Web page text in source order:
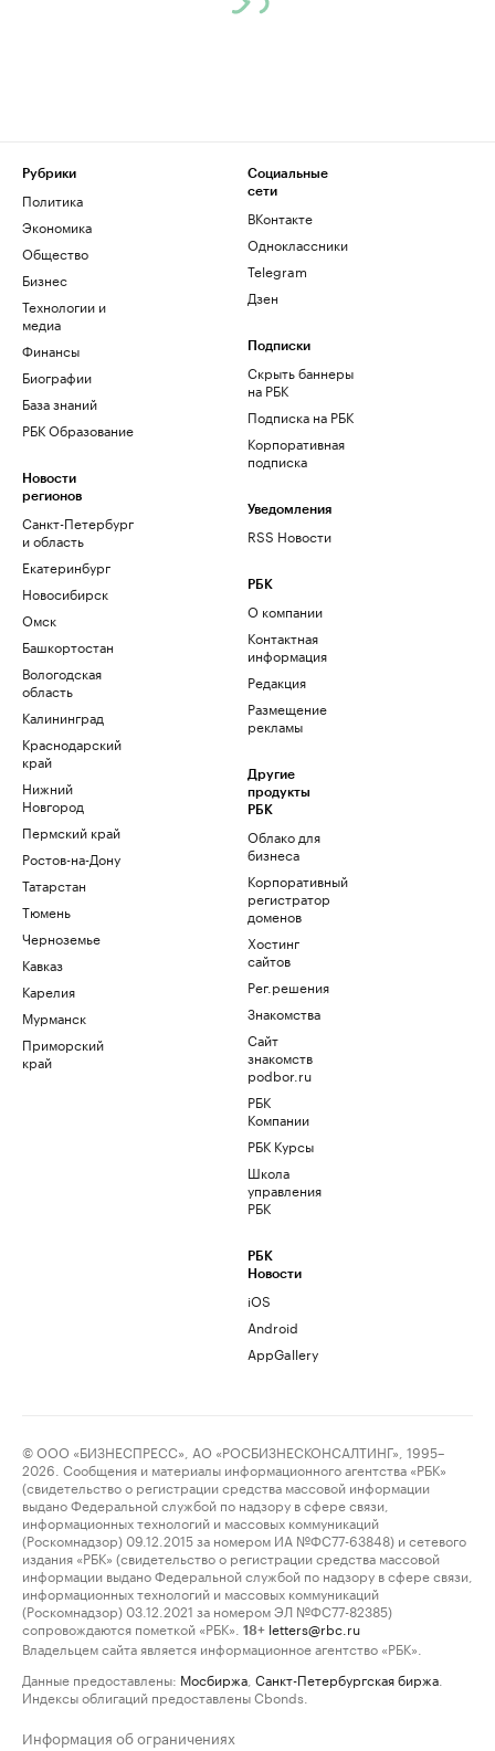
Рубрики
Политика
Экономика
Общество
Бизнес
Технологии и
медиа
Финансы
Биографии
База знаний
РБК Образование
Новости
регионов
Санкт-Петербург
и область
Екатеринбург
Новосибирск
Омск
Башкортостан
Вологодская
область
Калининград
Краснодарский
край
Нижний
Новгород
Пермский край
Ростов-на-Дону
Татарстан
Тюмень
Черноземье
Кавказ
Карелия
Мурманск
Приморский
край
Социальные
сети
ВКонтакте
Одноклассники
Telegram
Дзен
Подписки
Скрыть баннеры
на РБК
Подписка на РБК
Корпоративная
подписка
Уведомления
RSS Новости
РБК
О компании
Контактная
информация
Редакция
Размещение
рекламы
Другие
продукты
РБК
Облако для
бизнеса
Корпоративный
регистратор
доменов
Хостинг
сайтов
Рег.решения
Знакомства
Сайт
знакомств
podbor.ru
РБК
Компании
РБК Курсы
Школа
управления
РБК
РБК
Новости
iOS
Android
AppGallery
© ООО «БИЗНЕСПРЕСС», АО «РОСБИЗНЕСКОНСАЛТИНГ», 1995–
2026. Сообщения и материалы информационного агентства «РБК»
(свидетельство о регистрации средства массовой информации
выдано Федеральной службой по надзору в сфере связи,
информационных технологий и массовых коммуникаций
(Роскомнадзор) 09.12.2015 за номером ИА №ФС77-63848) и сетевого
издания «РБК» (свидетельство о регистрации средства массовой
информации выдано Федеральной службой по надзору в сфере связи,
информационных технологий и массовых коммуникаций
(Роскомнадзор) 03.12.2021 за номером ЭЛ №ФС77-82385)
сопровождаются пометкой «РБК».
18+ letters@rbc.ru
Владельцем сайта является информационное агентство «РБК».
Данные предоставлены: Мосбиржа Санкт-Петербургская биржа
Индексы облигаций предоставлены Cbonds.
Информация об ограничениях